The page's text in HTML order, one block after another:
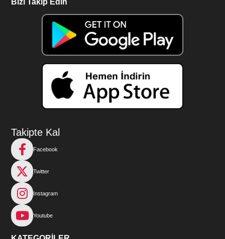
Takipte Kal
Facebook
Twitter
Instagram
Youtube